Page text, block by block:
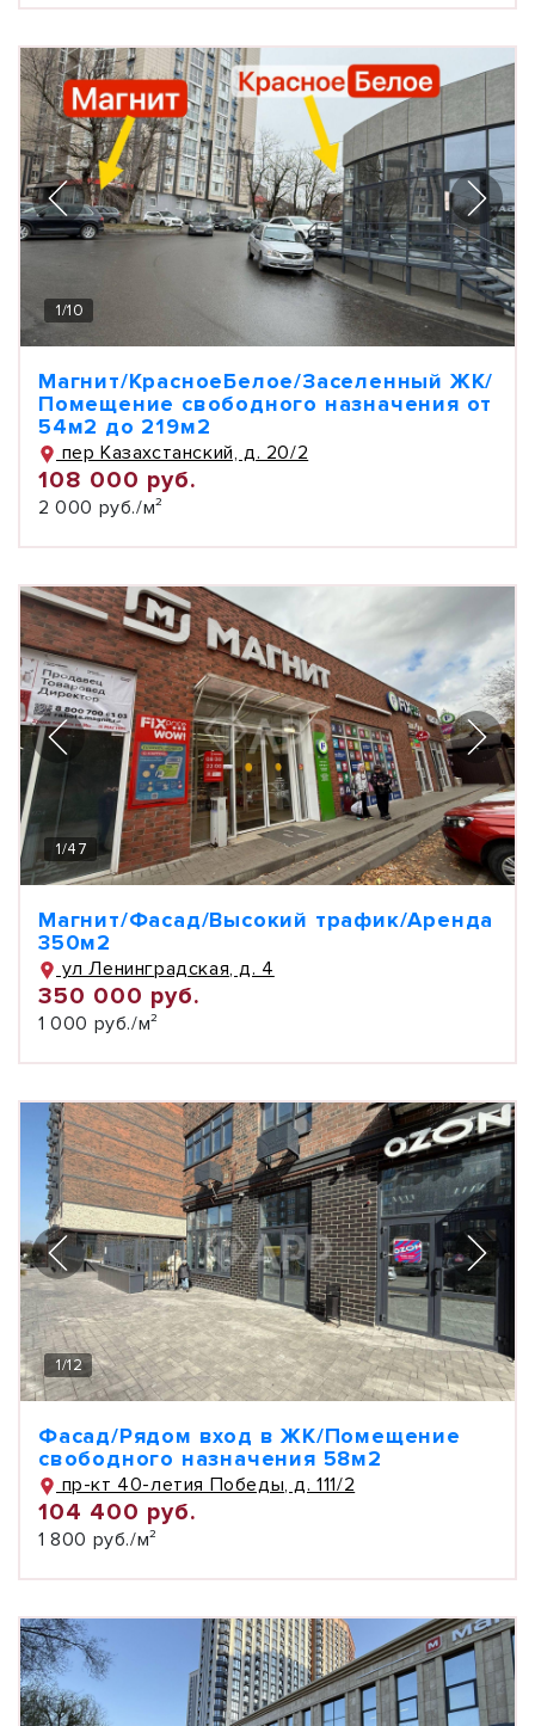
1/10
Магнит/КрасноеБелое/Заселенный ЖК/
Помещение свободного назначения от
54м2 до 219м2
пер Казахстанский, д. 20/2
108 000 руб.
2 000 руб./м²
1/47
Магнит/Фасад/Высокий трафик/Аренда
350м2
ул Ленинградская, д. 4
350 000 руб.
1 000 руб./м²
1/12
Фасад/Рядом вход в ЖК/Помещение
свободного назначения 58м2
пр-кт 40-летия Победы, д. 111/2
104 400 руб.
1 800 руб./м²